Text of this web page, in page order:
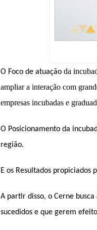
O Foco de atuação da
ampliar a interação com
empresas incubadas e
O Posicionamento da
região.
E os Resultados propiciados
A partir disso, o Cerne
sucedidos e que gerem